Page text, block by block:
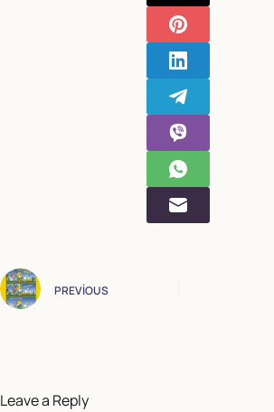
PREVIOUS
Leave a Reply